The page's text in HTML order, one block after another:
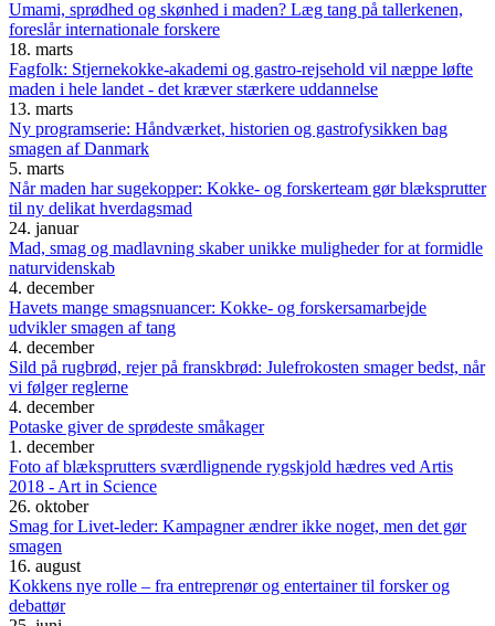
Umami, sprødhed og skønhed i maden? Læg tang på tallerkenen,
foreslår internationale forskere
18. marts
Fagfolk: Stjernekokke-akademi og gastro-rejsehold vil næppe løfte
maden i hele landet - det kræver stærkere uddannelse
13. marts
Ny programserie: Håndværket, historien og gastrofysikken bag
smagen af Danmark
5. marts
Når maden har sugekopper: Kokke- og forskerteam gør blæksprutter
til ny delikat hverdagsmad
24. januar
Mad, smag og madlavning skaber unikke muligheder for at formidle
naturvidenskab
4. december
Havets mange smagsnuancer: Kokke- og forskersamarbejde
udvikler smagen af tang
4. december
Sild på rugbrød, rejer på franskbrød: Julefrokosten smager bedst, når
vi følger reglerne
4. december
Potaske giver de sprødeste småkager
1. december
Foto af blæksprutters sværdlignende rygskjold hædres ved Artis
2018 - Art in Science
26. oktober
Smag for Livet-leder: Kampagner ændrer ikke noget, men det gør
smagen
16. august
Kokkens nye rolle – fra entreprenør og entertainer til forsker og
debattør